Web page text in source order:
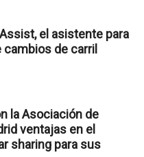
el asistente para
de carril
la Asociación de
ventajas en el
sharing para sus